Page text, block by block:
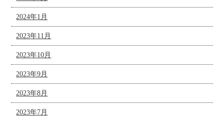
2024年1月
2023年11月
2023年10月
2023年9月
2023年8月
2023年7月